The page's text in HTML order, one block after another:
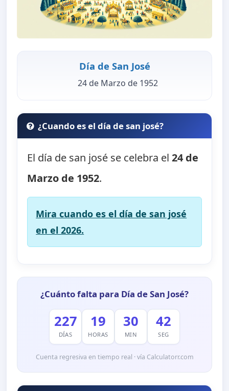
Día de San José
24 de Marzo de 1952
¿Cuando es el día de san josé?
El día de san josé se celebra el24 de
Marzo de 1952.
Mira cuando es el día de san josé
en el 2026.
¿Cuánto falta para Día de San José?
227
DÍAS
19
HORAS
30
MIN
41
SEG
Cuenta regresiva en tiempo real · vía Calculatorr.com